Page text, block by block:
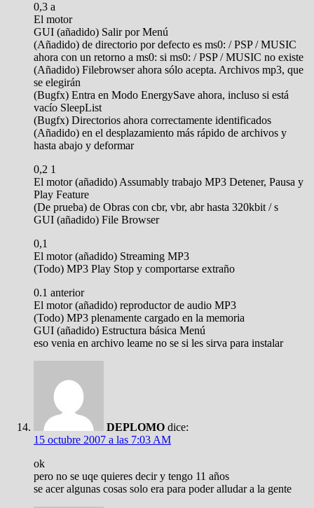
0,3 a
El motor
GUI (añadido) Salir por Menú
(Añadido) de directorio por defecto es ms0: / PSP / MUSIC
ahora con un retorno a ms0: si ms0: / PSP / MUSIC no existe
(Añadido) Filebrowser ahora sólo acepta. Archivos mp3, que
se elegirán
(Bugfx) Entra en Modo EnergySave ahora, incluso si está
vacío SleepList
(Bugfx) Directorios ahora correctamente identificados
(Añadido) en el desplazamiento más rápido de archivos y
hasta abajo y deformar
0,2 1
El motor (añadido) Assumably trabajo MP3 Detener, Pausa y
Play Feature
(De prueba) de Obras con cbr, vbr, abr hasta 320kbit / s
GUI (añadido) File Browser
0,1
El motor (añadido) Streaming MP3
(Todo) MP3 Play Stop y comportarse extraño
0.1 anterior
El motor (añadido) reproductor de audio MP3
(Todo) MP3 plenamente cargado en la memoria
GUI (añadido) Estructura básica Menú
eso venia en archivo leame no se si les sirva para instalar
DEPLOMO dice:
15 octubre 2007 a las 7:03 AM
ok
pero no se uqe quieres decir y tengo 11 años
se acer algunas cosas solo era para poder alludar a la gente